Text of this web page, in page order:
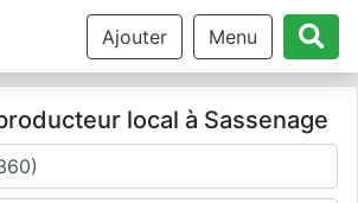
Ajouter Menu
local à Sassenage